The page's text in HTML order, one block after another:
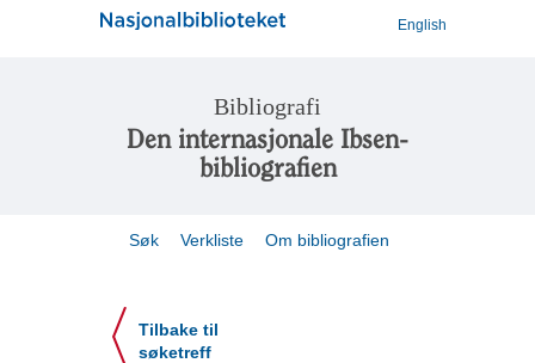
English
Bibliografi
Den internasjonale Ibsen-
bibliografien
Søk Verkliste Om bibliografien
Tilbake til
søketreff